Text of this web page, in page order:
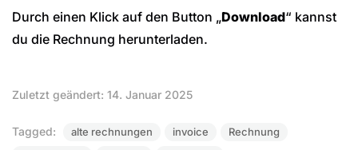
Durch einen Klick auf den Button „Download“ kannst
du die Rechnung herunterladen.
Zuletzt geändert: 14. Januar 2025
Tagged: alte rechnungen invoice
Rechnung